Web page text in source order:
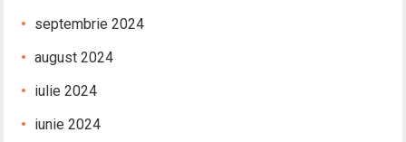
septembrie 2024
august 2024
iulie 2024
iunie 2024